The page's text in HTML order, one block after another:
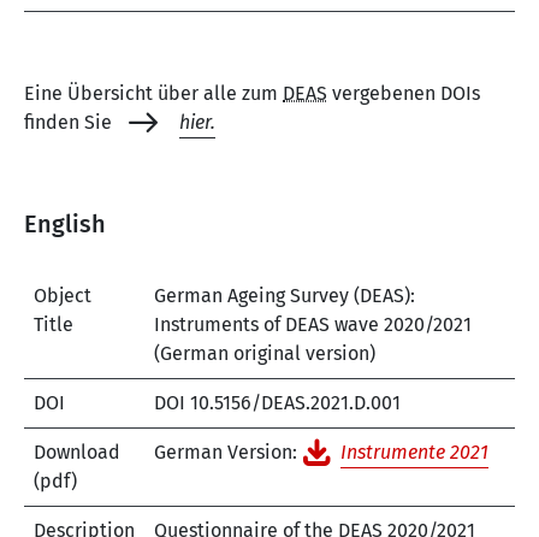
Eine Übersicht über alle zum DEAS vergebenen DOIs
finden Sie
hier.
English
Object
Title
German Ageing Survey (DEAS):
Instruments of DEAS wave 2020/2021
(German original version)
DOI DOI 10.5156/DEAS.2021.D.001
Download
(pdf)
German Version: Instrumente 2021
Description
Questionnaire of the DEAS 2020/2021